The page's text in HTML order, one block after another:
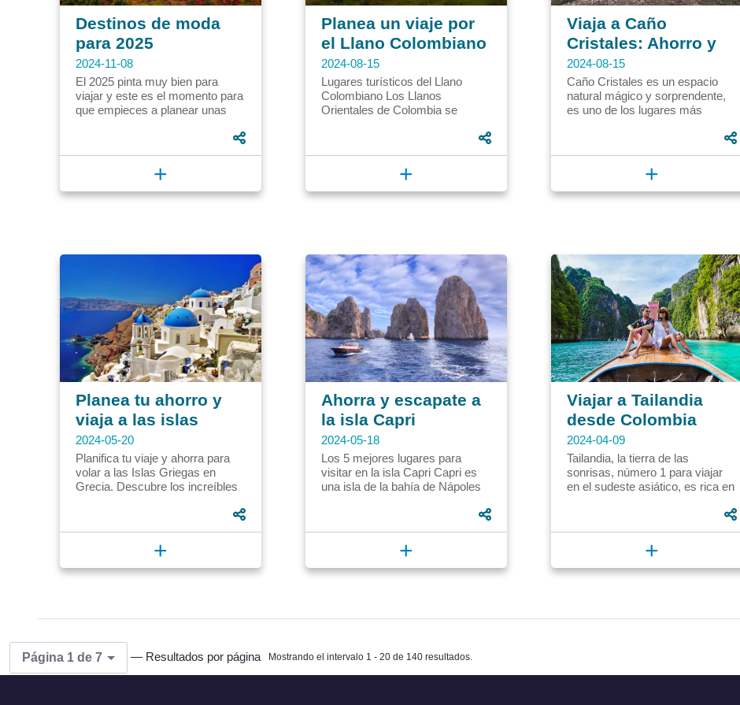
Destinos de moda
para 2025
2024-11-08
El 2025 pinta muy bien para
viajar y este es el momento para
que empieces a planear unas
empiezas a hacer reservas y...
+
Planea un viaje por
el Llano Colombiano
2024-08-15
Lugares turísticos del Llano
Colombiano Los Llanos
Orientales de Colombia se
encantador,...
+
Viaja a Caño
Cristales: Ahorro y
Aventura
2024-08-15
Caño Cristales es un espacio
natural mágico y sorprendente,
es uno de los lugares más
+
Planea tu ahorro y
viaja a las islas
griegas | CVU
2024-05-20
Planifica tu viaje y ahorra para
volar a las Islas Griegas en
Grecia. Descubre los increíbles
+
Ahorra y escapate a
la isla Capri
2024-05-18
Los 5 mejores lugares para
visitar en la isla Capri Capri es
una isla de la bahía de Nápoles
+
Viajar a Tailandia
desde Colombia
2024-04-09
Tailandia, la tierra de las
sonrisas, número 1 para viajar
en el sudeste asiático, es rica en
+
Página 1 de 7 — Resultados por página Mostrando el intervalo 1 - 20 de 140 resultados.